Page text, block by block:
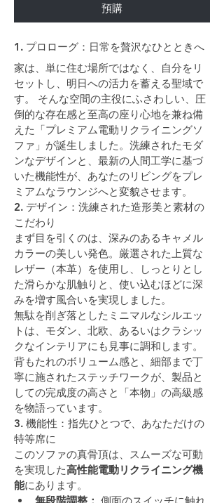
預購
1. プロローグ：日常を贅沢なひとときへ
家は、単に住む場所ではなく、自分をリ
セットし、明日への活力を蓄える聖域で
す。 そんな空間の主役にふさわしい、圧
倒的な存在感と至高の座り心地を兼ね備
えた「プレミアム電動リクライニングソ
ファ」が誕生しました。洗練されたモダ
ンなデザインと、最新の人間工学に基づ
いた機能性が、あなたのリビングをプレ
ミアムなラウンジへと変貌させます。
2. デザイン：洗練された造形美と素材の
こだわり
まず目を引くのは、深みのあるキャメル
カラーの美しい発色。厳選された上質な
レザー（本革）を使用し、しっとりとし
た滑らかな肌触りと、使い込むほどに深
みを増す風合いを実現しました。
無駄を削ぎ落としたミニマルなシルエッ
トは、モダン、北欧、あるいはクラシッ
クなインテリアにも見事に調和します。
背もたれのボリューム感と、細部まで丁
寧に施されたステッチワークが、製品と
しての完成度の高さと「本物」の高級感
を物語っています。
3. 機能性：指先ひとつで、あなただけの
特等席に
このソファの真骨頂は、スムーズな可動
を実現した高性能電動リクライニング機
能にあります。